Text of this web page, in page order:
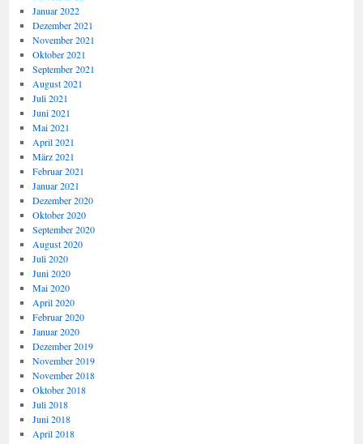
Januar 2022
Dezember 2021
November 2021
Oktober 2021
September 2021
August 2021
Juli 2021
Juni 2021
Mai 2021
April 2021
März 2021
Februar 2021
Januar 2021
Dezember 2020
Oktober 2020
September 2020
August 2020
Juli 2020
Juni 2020
Mai 2020
April 2020
Februar 2020
Januar 2020
Dezember 2019
November 2019
November 2018
Oktober 2018
Juli 2018
Juni 2018
April 2018